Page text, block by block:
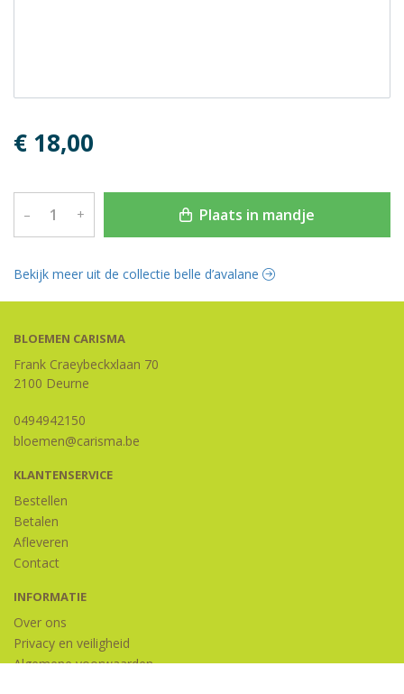
€ 18,00
– + Plaats in mandje
Bekijk meer uit de collectie belle d’avalane
BLOEMEN CARISMA
Frank Craeybeckxlaan 70
2100 Deurne
0494942150
bloemen@carisma.be
KLANTENSERVICE
Bestellen
Betalen
Afleveren
Contact
INFORMATIE
Over ons
Privacy en veiligheid
Algemene voorwaarden